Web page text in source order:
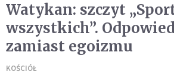
Watykan: szczyt
wszystkich”.
zamiast egoizmu
KOŚCIÓŁ